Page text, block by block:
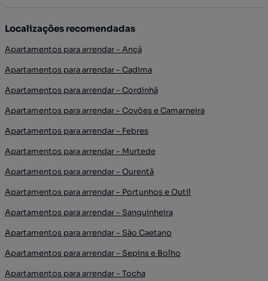
Localizações recomendadas
Apartamentos para arrendar - Ançã
Apartamentos para arrendar - Cadima
Apartamentos para arrendar - Cordinhã
Apartamentos para arrendar - Covões e Camarneira
Apartamentos para arrendar - Febres
Apartamentos para arrendar - Murtede
Apartamentos para arrendar - Ourentã
Apartamentos para arrendar - Portunhos e Outil
Apartamentos para arrendar - Sanguinheira
Apartamentos para arrendar - São Caetano
Apartamentos para arrendar - Sepins e Bolho
Apartamentos para arrendar - Tocha